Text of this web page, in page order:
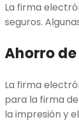
La firma
seguros.
Ahorro
La firma
para la firma
la impresión y